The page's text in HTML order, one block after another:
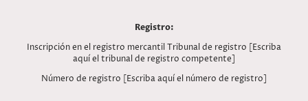
Registro:
Inscripción en el registro mercantil Tribunal de registro [Escriba
aquí el tribunal de registro competente]
Número de registro [Escriba aquí el número de registro]